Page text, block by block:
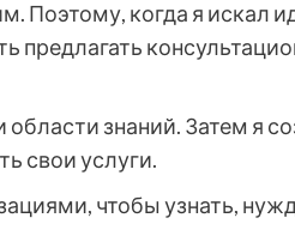
Поэтому, когда я искал
предлагать
знаний. Затем я
свои услуги.
чтобы узнать,